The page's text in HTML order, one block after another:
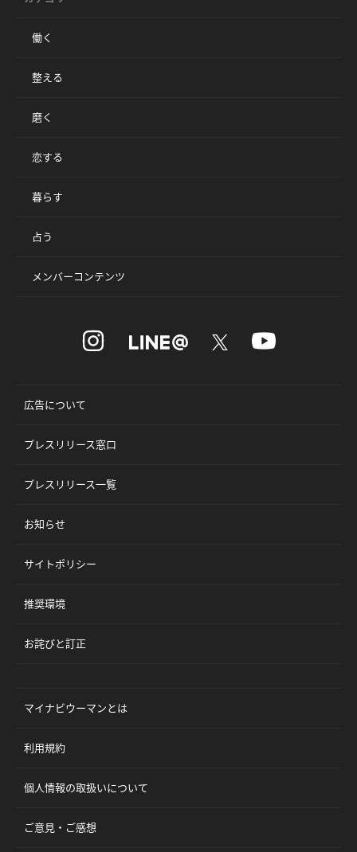
働く
整える
磨く
恋する
暮らす
占う
メンバーコンテンツ
広告について
プレスリリース窓口
プレスリリース一覧
お知らせ
サイトポリシー
推奨環境
お詫びと訂正
マイナビウーマンとは
利用規約
個人情報の取扱いについて
ご意見・ご感想